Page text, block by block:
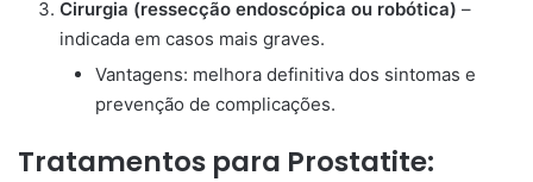
Cirurgia (ressecção endoscópica ou robótica) –
indicada em casos mais graves.
Vantagens: melhora definitiva dos sintomas e
prevenção de complicações.
Tratamentos para Prostatite: